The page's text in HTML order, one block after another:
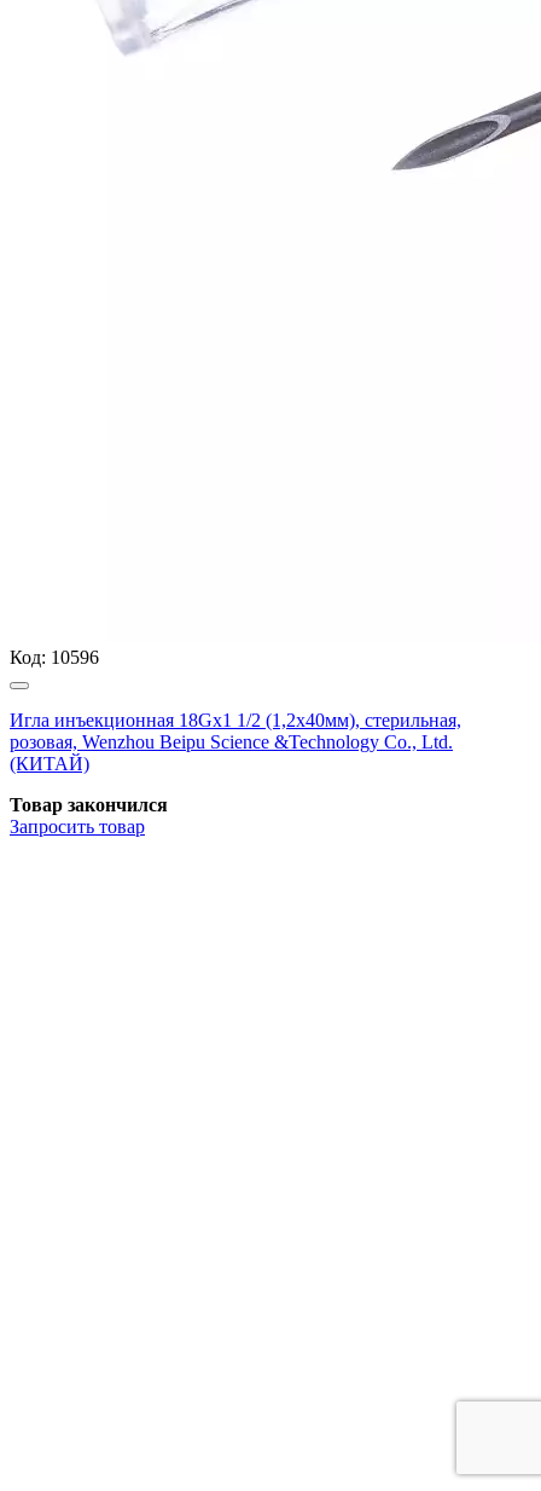
Код: 10596
Игла инъекционная 18Gх1 1/2 (1,2х40мм), стерильная,
розовая, Wenzhou Beipu Science &Technology Co., Ltd.
(КИТАЙ)
Товар закончился
Запросить товар